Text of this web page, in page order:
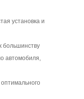
установка и
большинству
автомобиля,